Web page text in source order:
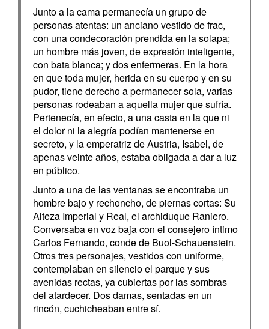
Junto a la cama permanecía un grupo de
personas atentas: un anciano vestido de frac,
con una condecoración prendida en la solapa;
un hombre más joven, de expresión inteligente,
con bata blanca; y dos enfermeras. En la hora
en que toda mujer, herida en su cuerpo y en su
pudor, tiene derecho a permanecer sola, varias
personas rodeaban a aquella mujer que sufría.
Pertenecía, en efecto, a una casta en la que ni
el dolor ni la alegría podían mantenerse en
secreto, y la emperatriz de Austria, Isabel, de
apenas veinte años, estaba obligada a dar a luz
en público.
Junto a una de las ventanas se encontraba un
hombre bajo y rechoncho, de piernas cortas: Su
Alteza Imperial y Real, el archiduque Raniero.
Conversaba en voz baja con el consejero íntimo
Carlos Fernando, conde de Buol-Schauenstein.
Otros tres personajes, vestidos con uniforme,
contemplaban en silencio el parque y sus
avenidas rectas, ya cubiertas por las sombras
del atardecer. Dos damas, sentadas en un
rincón, cuchicheaban entre sí.